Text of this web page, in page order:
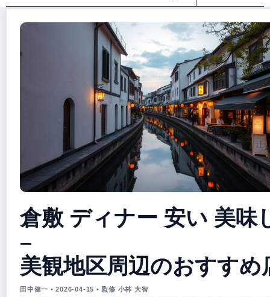
倉敷 ディナー 安い 美味
–
美観地区周辺のおすすめ
田中健一 • 2026-04-15 • 監修 小林 大智